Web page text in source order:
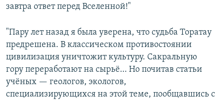
завтра ответ перед Вселенной!"
"Пару лет назад я была уверена, что судьба Торатау
предрешена. В классическом противостоянии
цивилизация уничтожит культуру. Сакральную
гору переработают на сырьё… Но почитав статьи
учёных — геологов, экологов,
специализирующихся на этой теме, пообщавшись с